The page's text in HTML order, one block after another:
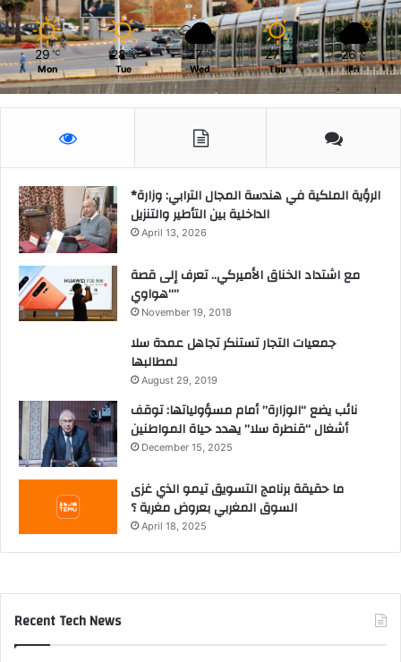
ي
ة
29 ℃
Mon
28 ℃
Tue
27 ℃
Wed
27 ℃
Thu
26 ℃
Fri
*الرؤية الملكية في هندسة المجال الترابي: وزارة
الداخلية بين التأطير والتنزيل
April 13, 2026
مع اشتداد الخناق الأميركي.. تعرف إلى قصة
“هواوي”
November 19, 2018
جمعيات التجار تستنكر تجاهل عمدة سلا
لمطالبها
August 29, 2019
نائب يضع “الوزارة” أمام مسؤولياتها: توقف
أشغال “قنطرة سلا” يهدد حياة المواطنين
December 15, 2025
ما حقيقة برنامج التسويق تيمو الذي غزى
السوق المغربي بعروض مغرية ؟
April 18, 2025
Recent Tech News